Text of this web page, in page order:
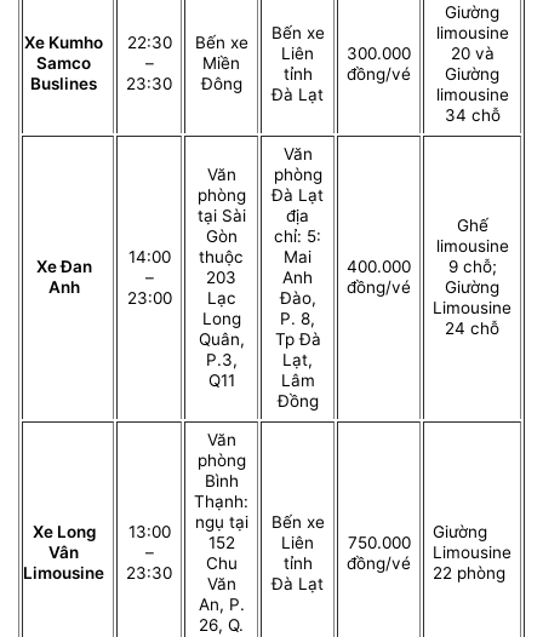
Xe Kumho
Samco
Buslines
22:30
–
23:30
Bến xe
Miền
Đông
Bến xe
Liên
tỉnh
Đà Lạt
300.000
đồng/vé
Giường
limousine
20 và
Giường
limousine
34 chỗ
Xe Đan
Anh
14:00
–
23:00
Văn
phòng
tại Sài
Gòn
thuộc
203
Lạc
Long
Quân,
P.3,
Q11
Văn
phòng
Đà Lạt
địa
chỉ: 5:
Mai
Anh
Đào,
P. 8,
Tp Đà
Lạt,
Lâm
Đồng
400.000
đồng/vé
Ghế
limousine
9 chỗ;
Giường
Limousine
24 chỗ
Xe Long
Vân
Limousine
13:00
–
23:30
Văn
phòng
Bình
Thạnh:
ngụ tại
152
Chu
Văn
An, P.
26, Q.
Bến xe
Liên
tỉnh
Đà Lạt
750.000
đồng/vé
Giường
Limousine
22 phòng